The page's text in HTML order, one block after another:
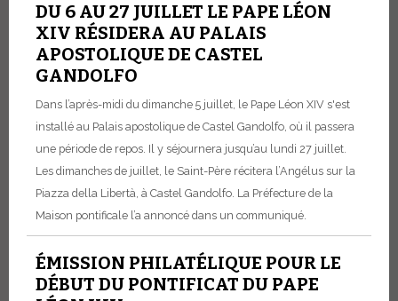
DU 6 AU 27 JUILLET LE PAPE LÉON
XIV RÉSIDERA AU PALAIS
APOSTOLIQUE DE CASTEL
GANDOLFO
Dans l’après-midi du dimanche 5 juillet, le Pape Léon XIV s'est
installé au Palais apostolique de Castel Gandolfo, où il passera
une période de repos. Il y séjournera jusqu’au lundi 27 juillet.
Les dimanches de juillet, le Saint-Père récitera l’Angélus sur la
Piazza della Libertà, à Castel Gandolfo. La Préfecture de la
Maison pontificale l’a annoncé dans un communiqué.
ÉMISSION PHILATÉLIQUE POUR LE
DÉBUT DU PONTIFICAT DU PAPE